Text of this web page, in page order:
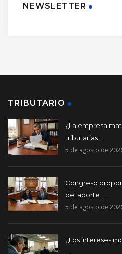
NEWSLETTER
TRIBUTARIO
¿La empresa
tributarias ...
5 de agosto de
Congreso
del aporte ...
5 de agosto de
¿Los intereses